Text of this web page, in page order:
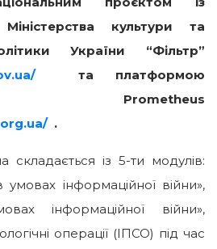
Міністерства культури та
України “Фільтр”
та платформою
Prometheus
.
складається із 5-ти модулів:
умовах інформаційної війни»,
інформаційної війни»,
операції (ІПСО) під час